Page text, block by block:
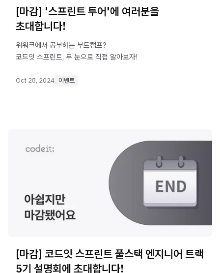
[마감] '스프린트 투어'에 여러분을
초대합니다!
위워크에서 공부하는 부트캠프?
코드잇 스프린트, 두 눈으로 직접 알아보자!
Oct 28, 2024 이벤트
[마감] 코드잇 스프린트 풀스택 엔지니어 트랙
5기 설명회에 초대합니다!